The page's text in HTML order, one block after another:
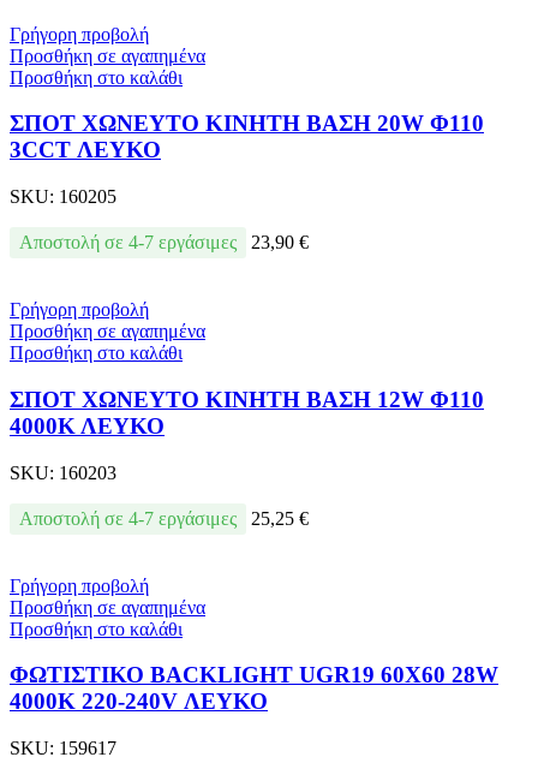
Γρήγορη προβολή
Προσθήκη σε αγαπημένα
Προσθήκη στο καλάθι
ΣΠΟΤ ΧΩΝΕΥΤΟ ΚΙΝΗΤΗ ΒΑΣΗ 20W Φ110
3CCT ΛΕΥΚΟ
SKU: 160205
Αποστολή σε 4-7 εργάσιμες 23,90 €
Γρήγορη προβολή
Προσθήκη σε αγαπημένα
Προσθήκη στο καλάθι
ΣΠΟΤ ΧΩΝΕΥΤΟ ΚΙΝΗΤΗ ΒΑΣΗ 12W Φ110
4000Κ ΛΕΥΚΟ
SKU: 160203
Αποστολή σε 4-7 εργάσιμες 25,25 €
Γρήγορη προβολή
Προσθήκη σε αγαπημένα
Προσθήκη στο καλάθι
ΦΩΤΙΣΤΙΚΟ BACKLIGΗΤ UGR19 60X60 28W
4000Κ 220-240V ΛΕΥΚΟ
SKU: 159617